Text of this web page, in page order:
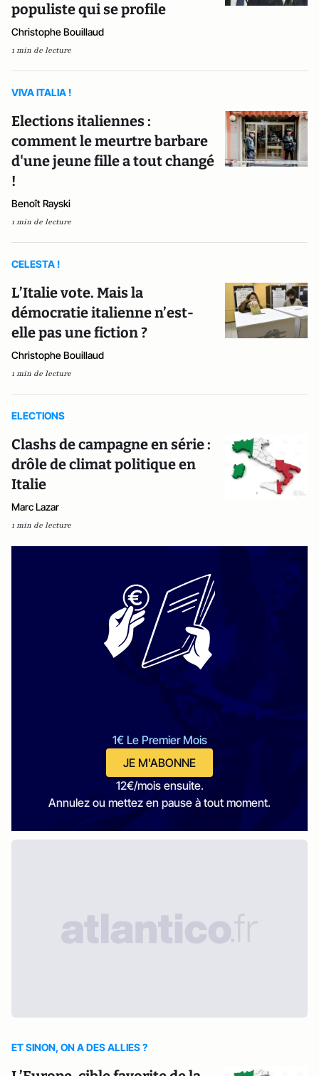
populiste qui se profile
Christophe Bouillaud
1 min de lecture
VIVA ITALIA !
Elections italiennes :
comment le meurtre barbare
d'une jeune fille a tout changé
!
Benoît Rayski
1 min de lecture
CELESTA !
L’Italie vote. Mais la
démocratie italienne n’est-
elle pas une fiction ?
Christophe Bouillaud
1 min de lecture
ELECTIONS
Clashs de campagne en série :
drôle de climat politique en
Italie
Marc Lazar
1 min de lecture
1€ Le Premier Mois
JE M'ABONNE
12€/mois ensuite.
Annulez ou mettez en pause à tout moment.
ET SINON, ON A DES ALLIES ?